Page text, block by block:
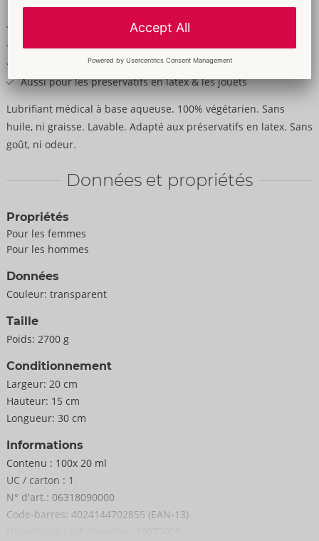
produit
Gel lubrifiant à base d'eau
Végétalien, sans huile ni graisse
Neutre au goût et à l'odeur
Aussi pour les préservatifs en latex & les jouets
Lubrifiant médical à base aqueuse. 100% végétarien. Sans
huile, ni graisse. Lavable. Adapté aux préservatifs en latex. Sans
goût, ni odeur.
Données et propriétés
Propriétés
Pour les femmes
Pour les hommes
Données
Couleur: transparent
Taille
Poids: 2700 g
Conditionnement
Largeur: 20 cm
Hauteur: 15 cm
Longueur: 30 cm
Informations
Contenu : 100x 20 ml
UC / carton : 1
N° d'art.: 06318090000
Code-barres: 4024144702855 (EAN-13)